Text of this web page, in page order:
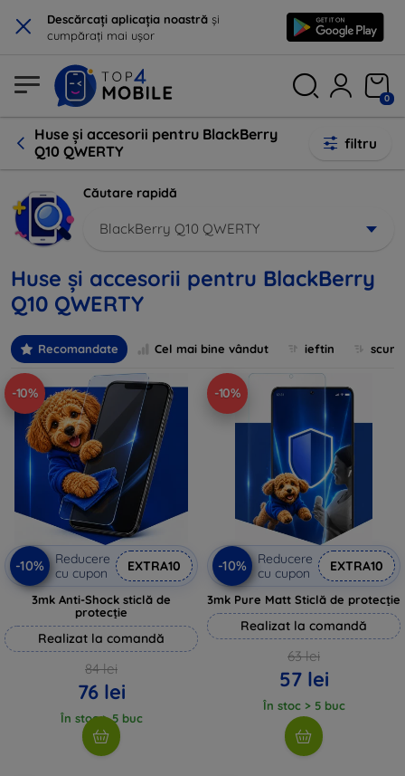
× Descărcați aplicația noastră și
cumpărați mai ușor
0
Huse și accesorii pentru BlackBerry
Q10 QWERTY
filtru
Căutare rapidă
BlackBerry Q10 QWERTY
Huse și accesorii pentru BlackBerry
Q10 QWERTY
Recomandate Cel mai bine vândut ieftin
-10%
-10%
Reducere
cu cupon
EXTRA10
3mk Anti-Shock sticlă de
protecție
Realizat la comandă
84 lei
76 lei
În stoc > 5 buc
-10%
-10%
Reducere
cu cupon
EXTRA10
3mk Pure Matt Sticlă de protecție
Realizat la comandă
63 lei
57 lei
În stoc > 5 buc